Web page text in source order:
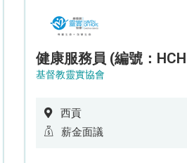
健康服務員 (編號：
基督教靈實協會
西貢
薪金面議